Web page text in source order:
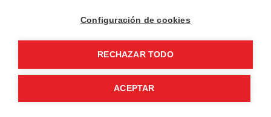
Configuración de cookies
RECHAZAR TODO
ACEPTAR
Gormaz Informática S.L.